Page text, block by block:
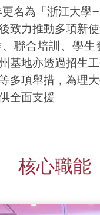
名為「浙江大學–
致力推動多項新
聯合培訓、學生
基地亦透過招生
多項舉措，為理
全面支援。
核心職能